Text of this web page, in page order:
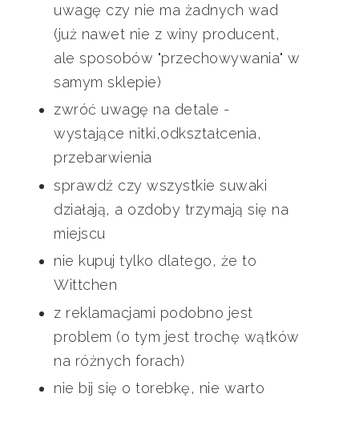
uwagę czy nie ma żadnych wad
(już nawet nie z winy producent,
ale sposobów "przechowywania" w
samym sklepie)
zwróć uwagę na detale -
wystające nitki,odkształcenia,
przebarwienia
sprawdź czy wszystkie suwaki
działają, a ozdoby trzymają się na
miejscu
nie kupuj tylko dlatego, że to
Wittchen
z reklamacjami podobno jest
problem (o tym jest trochę wątków
na różnych forach)
nie bij się o torebkę, nie warto